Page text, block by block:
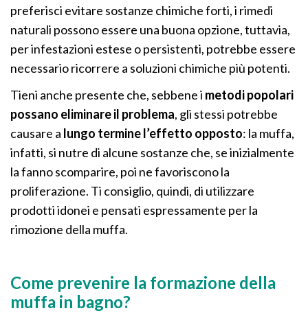
preferisci evitare sostanze chimiche forti, i rimedi
naturali possono essere una buona opzione, tuttavia,
per infestazioni estese o persistenti, potrebbe essere
necessario ricorrere a soluzioni chimiche più potenti.
Tieni anche presente che, sebbene i metodi popolari
possano eliminare il problema, gli stessi potrebbe
causare a lungo termine l’effetto opposto: la muffa,
infatti, si nutre di alcune sostanze che, se inizialmente
la fanno scomparire, poi ne favoriscono la
proliferazione. Ti consiglio, quindi, di utilizzare
prodotti idonei e pensati espressamente per la
rimozione della muffa.
Come prevenire la formazione della
muffa in bagno?